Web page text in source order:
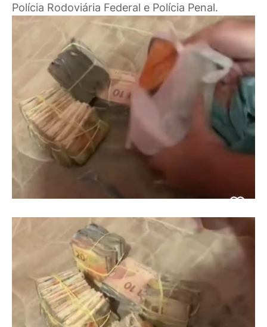
Polícia Rodoviária Federal e Polícia Penal.